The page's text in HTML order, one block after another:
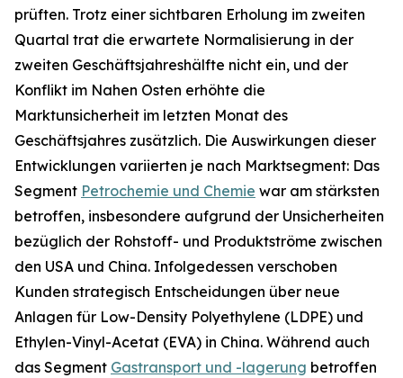
prüften. Trotz einer sichtbaren Erholung im zweiten
Quartal trat die erwartete Normalisierung in der
zweiten Geschäftsjahreshälfte nicht ein, und der
Konflikt im Nahen Osten erhöhte die
Marktunsicherheit im letzten Monat des
Geschäftsjahres zusätzlich. Die Auswirkungen dieser
Entwicklungen variierten je nach Marktsegment: Das
Segment Petrochemie und Chemie war am stärksten
betroffen, insbesondere aufgrund der Unsicherheiten
bezüglich der Rohstoff- und Produktströme zwischen
den USA und China. Infolgedessen verschoben
Kunden strategisch Entscheidungen über neue
Anlagen für Low-Density Polyethylene (LDPE) und
Ethylen-Vinyl-Acetat (EVA) in China. Während auch
das Segment Gastransport und -lagerung betroffen